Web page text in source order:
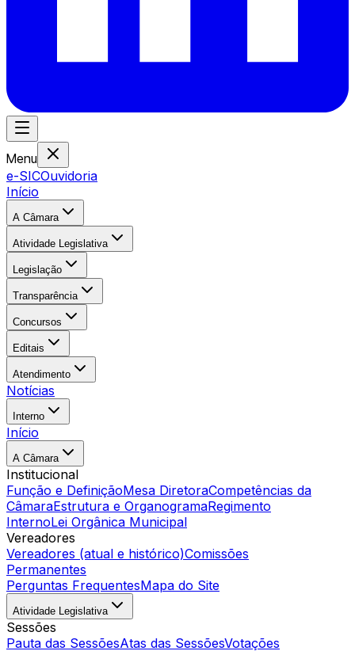
Menu
e-SICOuvidoria
Início
A Câmara
Atividade Legislativa
Legislação
Transparência
Concursos
Editais
Atendimento
Notícias
Interno
Início
A Câmara
Institucional
Função e DefiniçãoMesa DiretoraCompetências da
CâmaraEstrutura e OrganogramaRegimento
InternoLei Orgânica Municipal
Vereadores
Vereadores (atual e histórico)Comissões
Permanentes
Perguntas FrequentesMapa do Site
Atividade Legislativa
Sessões
Pauta das SessõesAtas das SessõesVotações